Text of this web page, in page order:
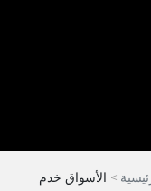
الأسواق خدم